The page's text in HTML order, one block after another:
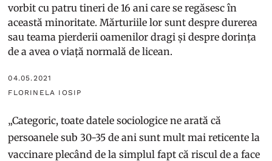
vorbit cu patru tineri de 16 ani care se regăsesc în
această minoritate. Mărturiile lor sunt despre durerea
sau teama pierderii oamenilor dragi și despre dorința
de a avea o viață normală de licean.
04.05.2021
FLORINELA IOSIP
„Categoric, toate datele sociologice ne arată că
persoanele sub 30-35 de ani sunt mult mai reticente la
vaccinare plecând de la simplul fapt că riscul de a face